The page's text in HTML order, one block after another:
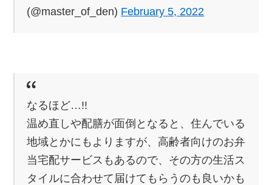
(@master_of_den) February 5, 2022
なるほど…!!
温め直しや配膳が面倒となると、住んでいる
地域とかにもよりますが、高齢者向けのお弁
当宅配サービスもあるので、その方の生活ス
タイルに合わせて届けてもらうのも良いかも